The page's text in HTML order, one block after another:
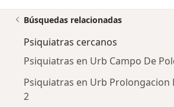
Búsquedas relacionadas
Psiquiatras cercanos
Psiquiatras en Urb Campo De
Psiquiatras en Urb Prolongacion
2